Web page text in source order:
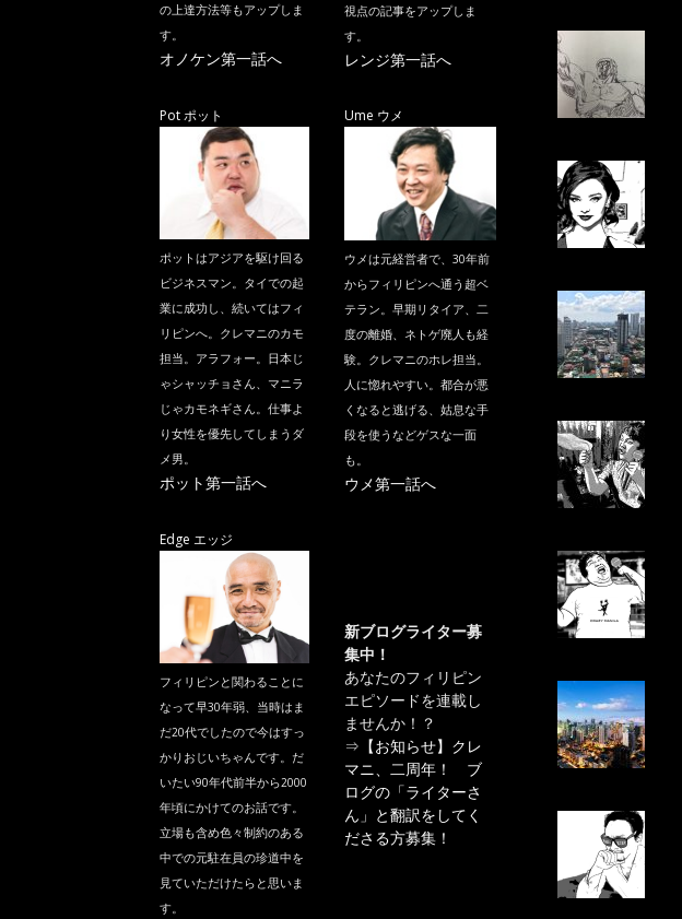
の上達方法等もアップしま
す。
オノケン第一話へ
視点の記事をアップしま
す。
レンジ第一話へ
Pot ポット
ポットはアジアを駆け回る
ビジネスマン。タイでの起
業に成功し、続いてはフィ
リピンへ。クレマニのカモ
担当。アラフォー。日本じ
ゃシャッチョさん、マニラ
じゃカモネギさん。仕事よ
り女性を優先してしまうダ
メ男。
ポット第一話へ
Ume ウメ
ウメは元経営者で、30年前
からフィリピンへ通う超ベ
テラン。早期リタイア、二
度の離婚、ネトゲ廃人も経
験。クレマニのホレ担当。
人に惚れやすい。都合が悪
くなると逃げる、姑息な手
段を使うなどゲスな一面
も。
ウメ第一話へ
Edge エッジ
フィリピンと関わることに
なって早30年弱、当時はま
だ20代でしたので今はすっ
かりおじいちゃんです。だ
いたい90年代前半から2000
年頃にかけてのお話です。
立場も含め色々制約のある
中での元駐在員の珍道中を
見ていただけたらと思いま
す。
新ブログライター募
集中！
あなたのフィリピン
エピソードを連載し
ませんか！？
⇒ 【お知らせ】クレ
マニ、二周年！ ブ
ログの「ライターさ
ん」と翻訳をしてく
ださる方募集！